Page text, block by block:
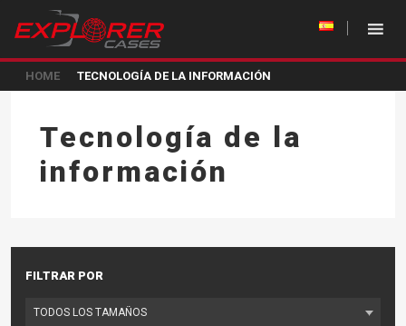
HOME TECNOLOGÍA DE LA INFORMACIÓN
Tecnología de la
información
FILTRAR POR